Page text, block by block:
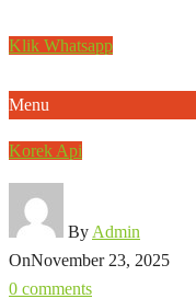
Klik Whatsapp
Menu
Korek Api
By Admin
OnNovember 23, 2025
0 comments